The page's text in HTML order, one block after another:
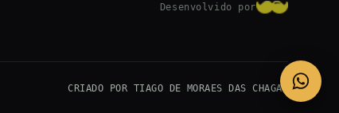
Desenvolvido por
CRIADO POR TIAGO DE MORAES DAS CHAGAS